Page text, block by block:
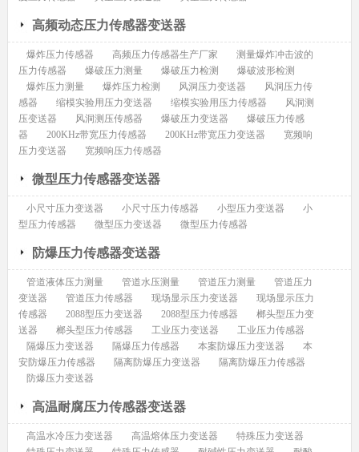
高频动态压力传感器变送器
爆炸压力传感器 高频压力传感器生产厂家
测量爆炸冲击波的
压力传感器
爆破压力测量 爆破压力检测
爆破波形检测
爆炸压力测量
爆炸压力检测 风洞压力变送器
风洞压力传
感器
缩模实验用压力变送器 缩模实验用压力传感器
风洞测
压变送器
风洞测压传感器 爆破压力变送器
爆破压力传感
器
200KHz带宽压力传感器 200KHz带宽压力变送器
宽频响
压力变送器
宽频响压力传感器
微型压力传感器变送器
小尺寸压力变送器 小尺寸压力传感器 小型压力变送器
小
型压力传感器
微型压力变送器 微型压力传感器
防爆压力传感器变送器
管道液体压力测量 管道水压测量 管道压力测量
管道压力
变送器
管道压力传感器 现场显示压力变送器
现场显示压力
传感器
2088型压力变送器 2088型压力传感器
榔头型压力变
送器
榔头型压力传感器 工业压力变送器
工业压力传感器
隔爆压力变送器
隔爆压力传感器 本案防爆压力变送器
本
安防爆压力传感器
隔离防爆压力变送器
隔离防爆压力传感器
防爆压力变送器
高温耐腐压力传感器变送器
高温水冷压力变送器 高温熔体压力变送器
特殊压力变送器